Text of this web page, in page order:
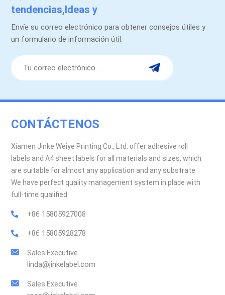
tendencias,Ideas y
promociones.
Envíe su correo electrónico para obtener consejos útiles y
un formulario de información útil.
CONTÁCTENOS
Xiamen Jinke Weiye Printing Co., Ltd. offer adhesive roll
labels and A4 sheet labels for all materials and sizes, which
are suitable for almost any application and any substrate.
We have perfect quality management system in place with
full-time qualified
+86 15805927008
+86 15805928278
Sales Executive
linda@jinkelabel.com
Sales Executive